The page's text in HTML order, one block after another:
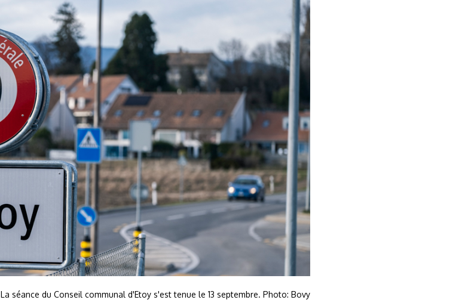
La séance du Conseil communal d'Etoy s'est tenue le 13 septembre. Photo: Bovy